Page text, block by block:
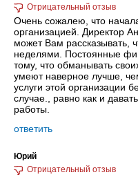
Очень сожалею, что
организацией. Директор
может Вам рассказывать,
неделями. Постоянные
тому, что обманывать
умеют наверное лучше,
услуги этой организации
случае., равно как и
работы.
ответить
Юрий